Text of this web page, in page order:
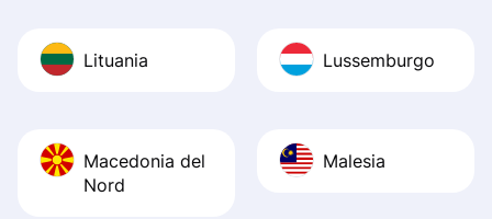
Lituania Lussemburgo
Macedonia del
Nord
Malesia